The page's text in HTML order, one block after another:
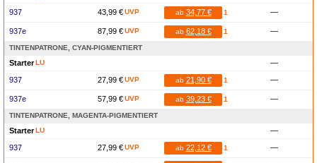
937
43,99 € UVP ab 34,77 € 1 —
937e 87,99 € UVP ab 62,18 € 1 —
TINTENPATRONE, CYAN-PIGMENTIERT
StarterLU
—
937
27,99 € UVP ab 21,90 € 1 —
937e 57,99 € UVP ab 39,23 € 1 —
TINTENPATRONE, MAGENTA-PIGMENTIERT
StarterLU
—
937
27,99 € UVP ab 22,12 € 1 —